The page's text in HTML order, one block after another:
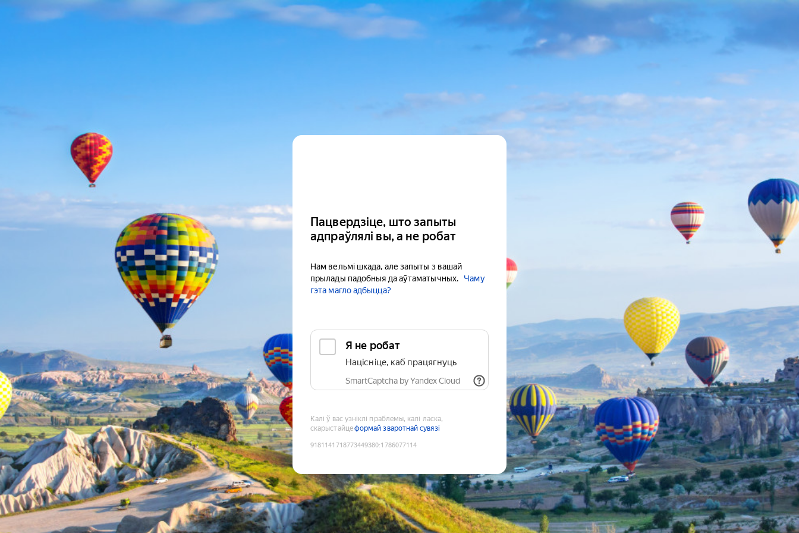
Пацвердзіце, што запыты
адпраўлялі вы, а не робат
Нам вельмі шкада, але запыты з вашай
прылады падобныя да аўтаматычных.
Чаму
гэта магло адбыцца?
Я не робат
Націсніце, каб працягнуць
SmartCaptcha by Yandex Cloud
Калі ў вас узніклі праблемы, калі ласка,
скарыстайцеформай зваротнай сувязі
9181141718773449380:1786077114